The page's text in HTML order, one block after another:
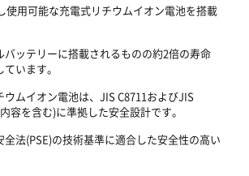
用可能な充電式リチウムイオン電池を搭載
ッテリーに搭載されるものの約2倍の寿命
います。
ムイオン電池は、JIS C8711およびJIS
容を含む)に準拠した安全設計です。
法(PSE)の技術基準に適合した安全性の高い